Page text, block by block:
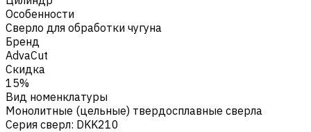
Особенности
Сверло для обработки чугуна
Бренд
AdvaCut
Скидка
15%
Вид номенклатуры
Монолитные (цельные) твердосплавные сверла
Серия сверл: DKK210